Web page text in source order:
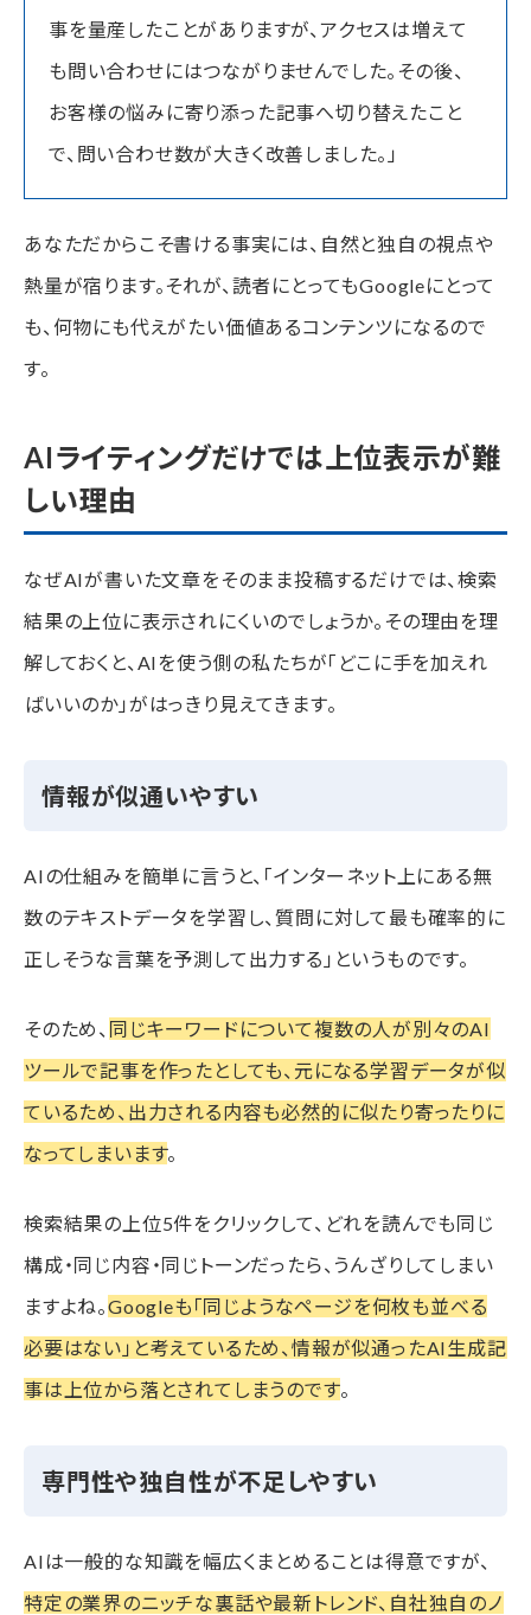
事を量産したことがありますが、アクセスは増えて
も問い合わせにはつながりませんでした。その後、
お客様の悩みに寄り添った記事へ切り替えたこと
で、問い合わせ数が大きく改善しました。」
あなただからこそ書ける事実には、自然と独自の視点や
熱量が宿ります。それが、読者にとってもGoogleにとって
も、何物にも代えがたい価値あるコンテンツになるので
す。
AIライティングだけでは上位表示が難
しい理由
なぜAIが書いた文章をそのまま投稿するだけでは、検索
結果の上位に表示されにくいのでしょうか。その理由を理
解しておくと、AIを使う側の私たちが「どこに手を加えれ
ばいいのか」がはっきり見えてきます。
情報が似通いやすい
AIの仕組みを簡単に言うと、「インターネット上にある無
数のテキストデータを学習し、質問に対して最も確率的に
正しそうな言葉を予測して出力する」というものです。
そのため、 同じキーワードについて複数の人が別々のAI
ツールで記事を作ったとしても、元になる学習データが似
ているため、出力される内容も必然的に似たり寄ったりに
なってしまいます。
検索結果の上位5件をクリックして、どれを読んでも同じ
構成・同じ内容・同じトーンだったら、うんざりしてしまい
ますよね。Googleも「同じようなページを何枚も並べる
必要はない」と考えているため、情報が似通ったAI生成記
事は上位から落とされてしまうのです。
専門性や独自性が不足しやすい
AIは一般的な知識を幅広くまとめることは得意ですが、
特定の業界のニッチな裏話や最新トレンド、自社独自のノ